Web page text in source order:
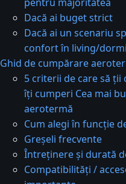
Dacă ai buget strict
Dacă ai un scenariu
confort în living/
Ghid de cumpărare
5 criterii de care să ții
îți cumperi Cea mai
aerotermă
Cum alegi în funcție
Greșeli frecvente
Întreținere și durată
Compatibilități /